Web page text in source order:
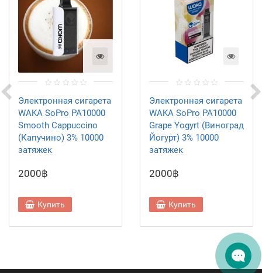
Электронная сигарета
WAKA SoPro PA10000
Smooth Cappuccino
(Капучино) 3% 10000
затяжек
2000฿
Купить
Электронная сигарета
WAKA SoPro PA10000
Grape Yogyrt (Виноград
Йогурт) 3% 10000
затяжек
2000฿
Купить